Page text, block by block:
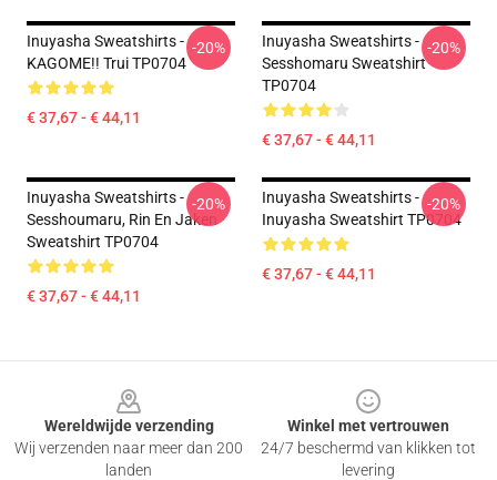
Inuyasha Sweatshirts -
KAGOME!! Trui TP0704
€ 37,67 - € 44,11
-20%
Inuyasha Sweatshirts -
Sesshomaru Sweatshirt
TP0704
€ 37,67 - € 44,11
-20%
Inuyasha Sweatshirts -
Sesshoumaru, Rin En Jaken
Sweatshirt TP0704
€ 37,67 - € 44,11
-20%
Inuyasha Sweatshirts -
Inuyasha Sweatshirt TP0704
€ 37,67 - € 44,11
-20%
Wereldwijde verzending
Wij verzenden naar meer dan 200
landen
Winkel met vertrouwen
24/7 beschermd van klikken tot
levering